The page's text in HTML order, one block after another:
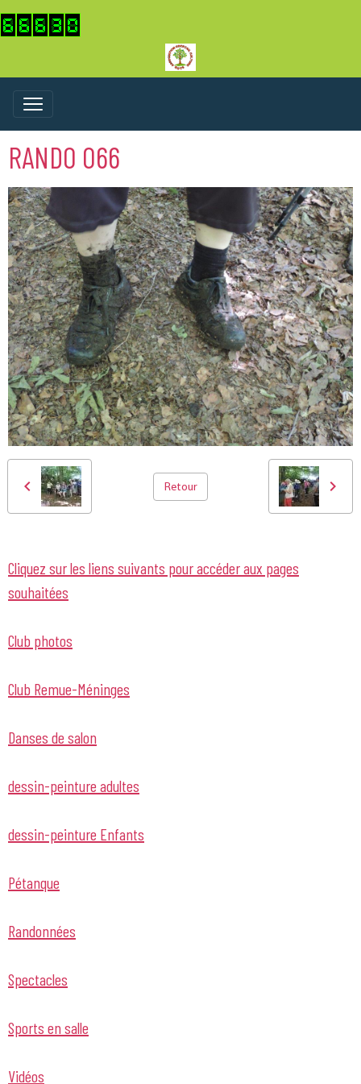
RANDO 066
Retour
Cliquez sur les liens suivants pour accéder aux pages
souhaitées
Club photos
Club Remue-Méninges
Danses de salon
dessin-peinture adultes
dessin-peinture Enfants
Pétanque
Randonnées
Spectacles
Sports en salle
Vidéos